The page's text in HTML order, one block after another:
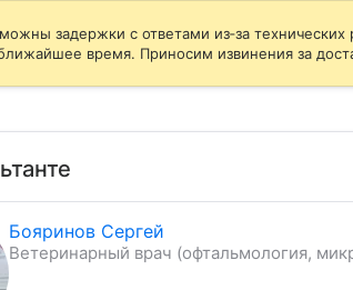
задержки с ответами из‑за
время. Приносим извинения за
Бояринов Сергей
Ветеринарный врач (офтальмология,